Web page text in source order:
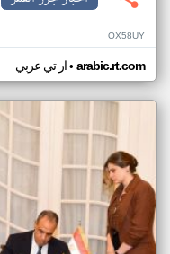
OX58UY
ار تي عربي• arabic.rt.com